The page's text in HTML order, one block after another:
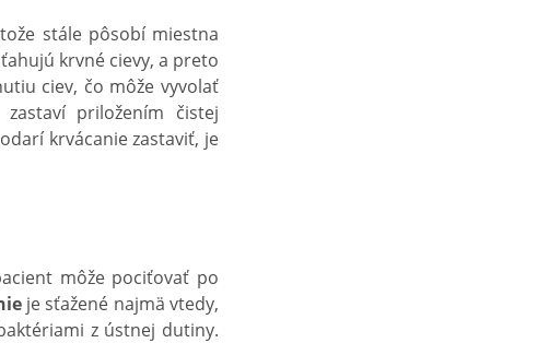
stále pôsobí miestna
krvné cievy, a preto
ciev, čo môže vyvolať
priložením čistej
krvácanie zastaviť, je
môže pociťovať po
je sťažené najmä vtedy,
z ústnej dutiny.